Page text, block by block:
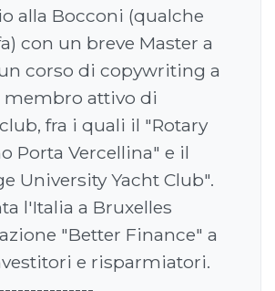
alla Bocconi (qualche
con un breve Master a
corso di copywriting a
membro attivo di
fra i quali il "Rotary
Porta Vercellina" e il
University Yacht Club".
l'Italia a Bruxelles
"Better Finance" a
e risparmiatori.